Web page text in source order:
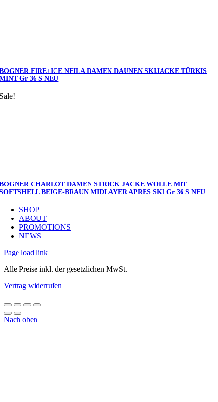
BOGNER FIRE+ICE NEILA DAMEN DAUNEN SKIJACKE TÜRKIS
MINT Gr 36 S NEU
Sale!
BOGNER CHARLOT DAMEN STRICK JACKE WOLLE MIT
SOFTSHELL BEIGE-BRAUN MIDLAYER APRES SKI Gr 36 S NEU
SHOP
ABOUT
PROMOTIONS
NEWS
Page load link
Alle Preise inkl. der gesetzlichen MwSt.
Vertrag widerrufen
Nach oben